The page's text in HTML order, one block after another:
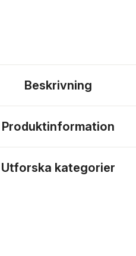
Beskrivning
Produktinformation
Utforska kategorier